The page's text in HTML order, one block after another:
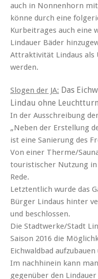
auch in Nonnenhorn
könne durch eine
Kurbeitrages auch eine
Lindauer Bäder
Attraktivität Lindaus als
werden.
Slogen der JA: Das
Lindau ohne
In der Ausschreibung
„Neben der Erstellung
ist eine Sanierung des
Von einer Therme/
touristischer Nutzung
Rede.
Letztentlich wurde das
Bürger Lindaus hinter
und beschlossen.
Die Stadtwerke/Stadt
Saison 2016 die
Eichwaldbad
Im nachhinein kann
gegenüber den